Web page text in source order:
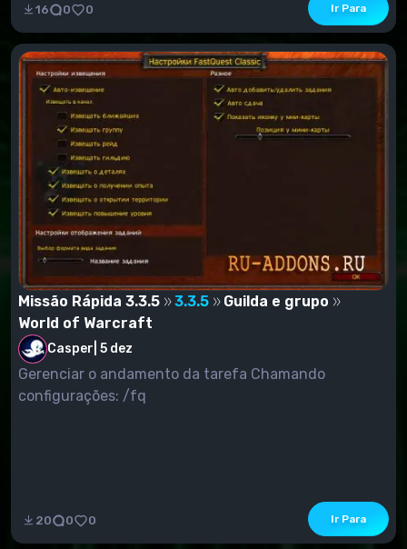
16 0 0 Ir Para
Missão Rápida 3.3.5 3.3.5
Guilda e grupo
World of Warcraft
Casper 5 dez
Gerenciar o andamento da tarefa Chamando
configurações: /fq
20 0 0 Ir Para